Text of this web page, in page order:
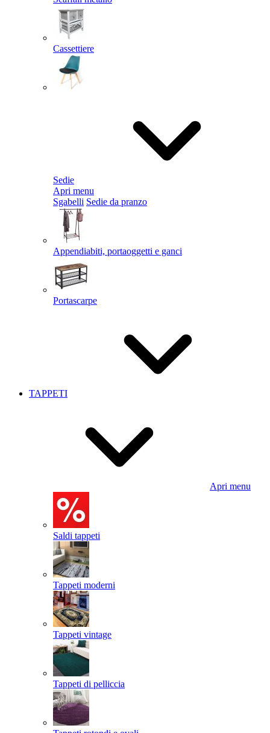
Cassettiere
Sedie
Apri menu
Sgabelli Sedie da pranzo
Appendiabiti, portaoggetti e ganci
Portascarpe
TAPPETI
Apri menu
Saldi tappeti
Tappeti moderni
Tappeti vintage
Tappeti di pelliccia